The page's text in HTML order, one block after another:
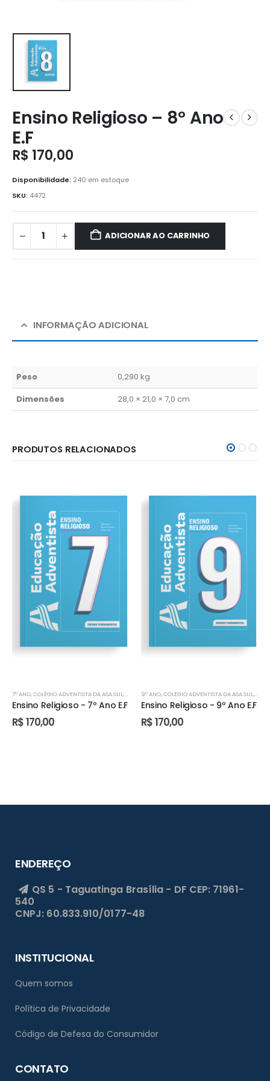
Ensino Religioso – 8º Ano
E.F
R$ 170,00
Disponibilidade: 240 em estoque
SKU: 4472
ADICIONAR AO CARRINHO
INFORMAÇÃO ADICIONAL
Peso
0,290 kg
Dimensões
28,0 × 21,0 × 7,0 cm
PRODUTOS RELACIONADOS
7º ANO,COLÉGIO ADVENTISTA DA ASA SUL,COLÉGIO ADVENTISTA DE ÁGUAS CLARAS,COLÉGIO
Ensino Religioso - 7º Ano E.F
R$170,00
9º ANO,COLÉGIO ADVENTISTA DA ASA SUL,
Ensino Religioso - 9º Ano E.F
R$170,00
ENDEREÇO
QS 5 - Taguatinga Brasília - DF CEP: 71961-
540
CNPJ: 60.833.910/0177-48
INSTITUCIONAL
Quem somos
Política de Privacidade
Código de Defesa do Consumidor
CONTATO